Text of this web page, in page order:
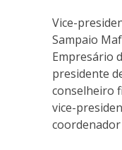
Vice-
Sampaio
Empresário
presidente
conselheiro
vice-
coordenador